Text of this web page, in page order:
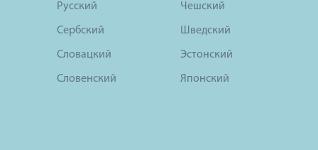
Русский
Сербский
Словацкий
Словенский
Чешский
Шведский
Эстонский
Японский